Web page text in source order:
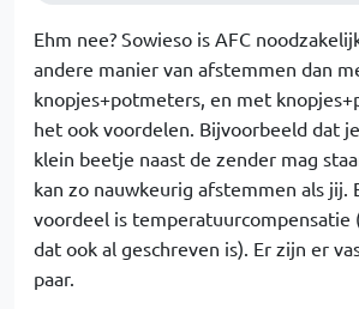
Ehm nee? Sowieso is AFC
andere manier van afstemmen dan
knopjes+potmeters, en met
het ook voordelen. Bijvoorbeeld dat
klein beetje naast de zender mag
kan zo nauwkeurig afstemmen als jij.
voordeel is temperatuurcompensatie
dat ook al geschreven is). Er zijn er
paar.